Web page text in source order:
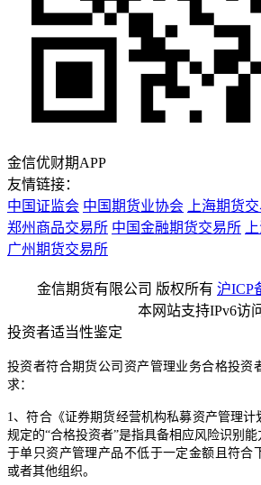
金信优财期APP
友情链接：
中国证监会 中国期货业协会 上海期货
郑州商品交易所 中国金融期货交易所
广州期货交易所
金信期货有限公司 版权所有 沪ICP
本网站支持IPv6访
投资者适当性鉴定
投资者符合期货公司资产管理业务合格投资
求：
1、符合《证券期货经营机构私募资产管理
规定的“合格投资者”是指具备相应风险识别
于单只资产管理产品不低于一定金额且符合
或者其他组织。